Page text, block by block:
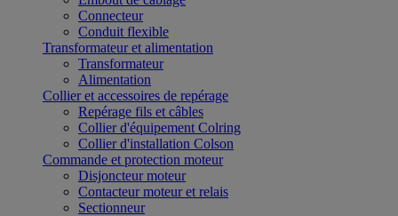
Connecteur
Conduit flexible
Transformateur et alimentation
Transformateur
Alimentation
Collier et accessoires de repérage
Repérage fils et câbles
Collier d'équipement Colring
Collier d'installation Colson
Commande et protection moteur
Disjoncteur moteur
Contacteur moteur et relais
Sectionneur